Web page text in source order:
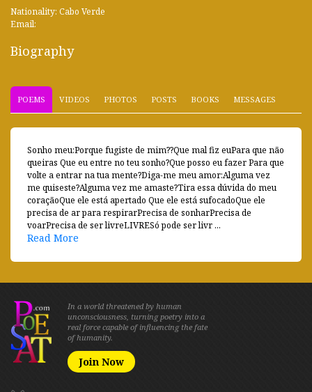
Nationality: Cabo Verde
Email:
Biography
POEMS VIDEOS PHOTOS POSTS BOOKS MESSAGES
Sonho meu:Porque fugiste de mim??Que mal fiz euPara que não
queiras Que eu entre no teu sonho?Que posso eu fazer Para que
volte a entrar na tua mente?Diga-me meu amor:Alguma vez
me quiseste?Alguma vez me amaste?Tira essa dúvida do meu
coraçãoQue ele está apertado Que ele está sufocadoQue ele
precisa de ar para respirarPrecisa de sonharPrecisa de
voarPrecisa de ser livreLIVRESó pode ser livr ...
Read More
In a world threatened by human
unconsciousness, turning poetry into a
real force capable of influencing the fate
of humanity.
Join Now